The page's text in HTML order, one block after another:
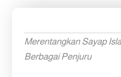
Merentangkan Sayap
Berbagai Penjuru